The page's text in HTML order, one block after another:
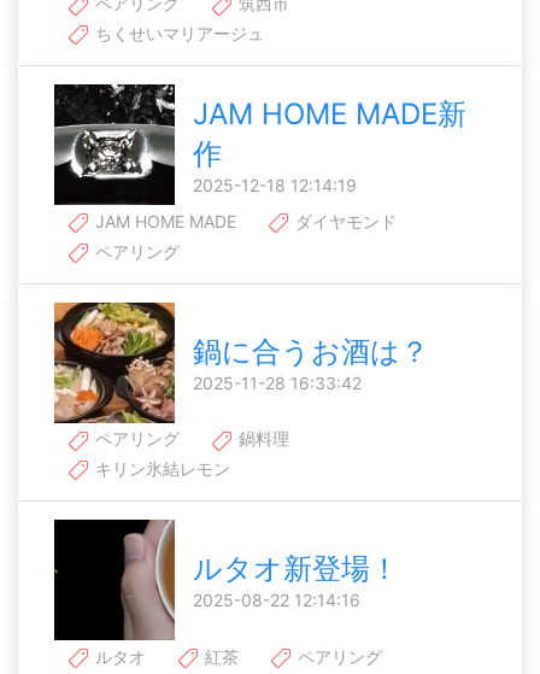
ちくせいマリアージュ
JAM HOME MADE新
作
2025-12-18 12:14:19
JAM HOME MADE
ダイヤモンド
ペアリング
鍋に合うお酒は？
2025-11-28 16:33:42
ペアリング
鍋料理
キリン氷結レモン
ルタオ新登場！
2025-08-22 12:14:16
ルタオ 紅茶 ペアリング